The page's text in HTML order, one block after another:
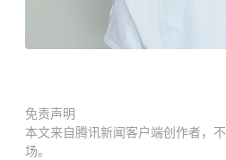
免责声明
本文来自腾讯新闻客户端创作者，
场。